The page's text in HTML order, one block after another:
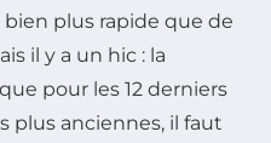
bien plus rapide que de
il y a un hic : la
pour les 12 derniers
plus anciennes, il faut